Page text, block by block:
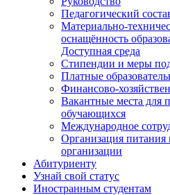
Педагогический
Материально-
оснащённость
Доступная среда
Стипендии и меры
Платные
Финансово-
Вакантные места для
обучающихся
Международное
Организация питания
организации
Абитуриенту
Узнай свой статус
Иностранным студентам